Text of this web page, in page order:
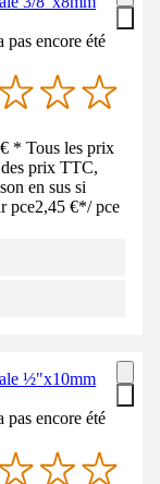
pas encore été
* Tous les prix
prix TTC,
en sus si
pce2,45 €*/ pce
½"x10mm
pas encore été